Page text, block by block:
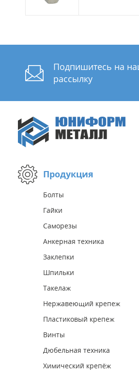
Подпишитесь на
рассылку
Продукция
Болты
Гайки
Саморезы
Анкерная техника
Заклепки
Шпильки
Такелаж
Нержавеющий крепеж
Пластиковый крепеж
Винты
Дюбельная техника
Химический крепёж